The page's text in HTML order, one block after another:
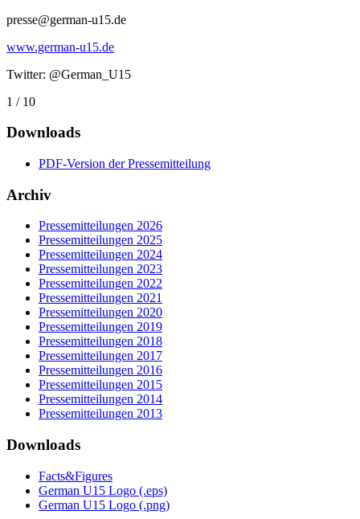
presse@german-u15.de
www.german-u15.de
Twitter: @German_U15
1 / 10
Downloads
PDF-Version der Pressemitteilung
Archiv
Pressemitteilungen 2026
Pressemitteilungen 2025
Pressemitteilungen 2024
Pressemitteilungen 2023
Pressemitteilungen 2022
Pressemitteilungen 2021
Pressemitteilungen 2020
Pressemitteilungen 2019
Pressemitteilungen 2018
Pressemitteilungen 2017
Pressemitteilungen 2016
Pressemitteilungen 2015
Pressemitteilungen 2014
Pressemitteilungen 2013
Downloads
Facts&Figures
German U15 Logo (.eps)
German U15 Logo (.png)